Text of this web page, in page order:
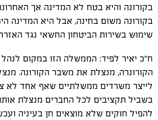
בקורונה והיא בטח לא המדינה אך
בקורונה משום בחינה, אבל היא המדינה
שימוש בשירות הביטחון החשאי נגד
ח"כ יאיר לפיד: הממשלה הזו במקום
הקורונרה, מנצלת את משבר הקורונה.
לייצר משרדים ממשלתיים שאף אחד לא
בשביל תקציבים לכל החברים מנצלת
להפיל חוקים שלא מוצאים חן בעיניה